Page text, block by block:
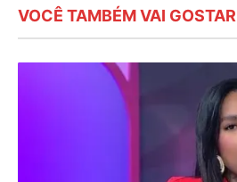
VOCÊ TAMBÉM VAI GOSTAR